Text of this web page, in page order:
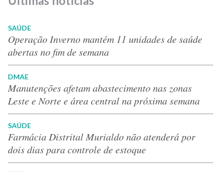
SAÚDE
Operação Inverno mantém 11 unidades de saúde
abertas no fim de semana
DMAE
Manutenções afetam abastecimento nas zonas
Leste e Norte e área central na próxima semana
SAÚDE
Farmácia Distrital Murialdo não atenderá por
dois dias para controle de estoque